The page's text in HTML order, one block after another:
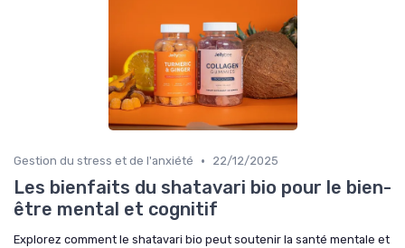
Gestion du stress et de l'anxiété • 22/12/2025
Les bienfaits du shatavari bio pour le bien-
être mental et cognitif
Explorez comment le shatavari bio peut soutenir la santé mentale et